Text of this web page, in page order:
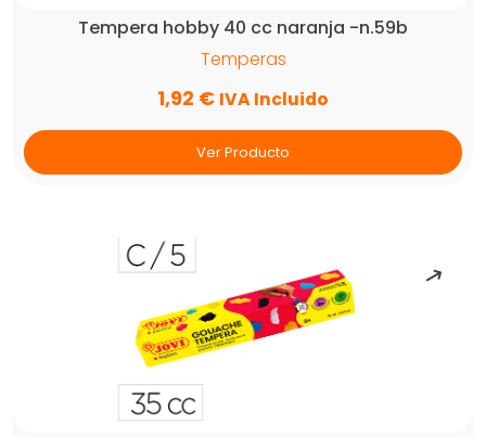
Tempera hobby 40 cc naranja -n.59b
Temperas
1,92 € IVA Incluido
Ver Producto